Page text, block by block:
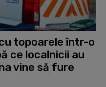
topoarele într-o
ce localnicii au
vine să fure